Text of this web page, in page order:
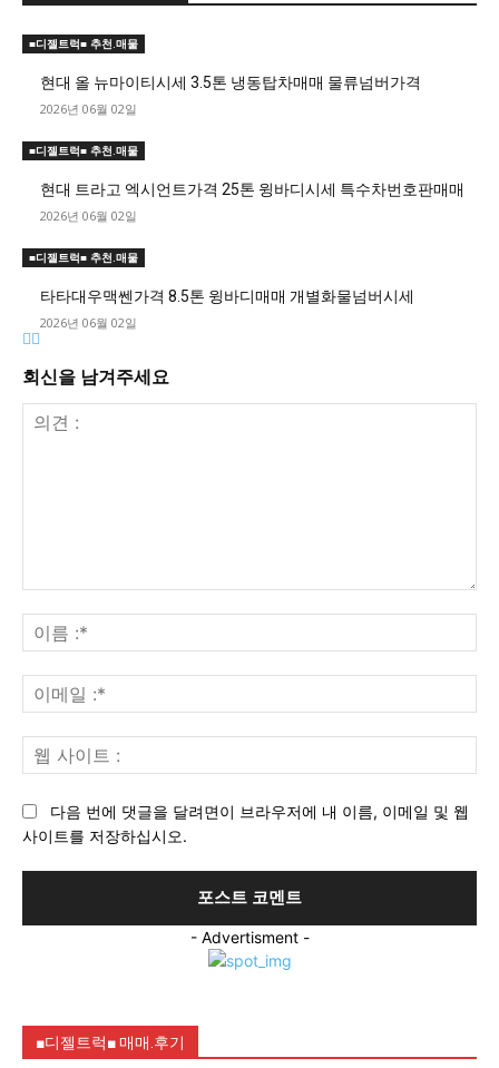
■디젤트럭■ 추천.매물
현대 올 뉴마이티시세 3.5톤 냉동탑차매매 물류넘버가격
2026년 06월 02일
■디젤트럭■ 추천.매물
현대 트라고 엑시언트가격 25톤 윙바디시세 특수차번호판매매
2026년 06월 02일
■디젤트럭■ 추천.매물
타타대우맥쎈가격 8.5톤 윙바디매매 개별화물넘버시세
2026년 06월 02일
회신을 남겨주세요
견
:
름
:*
메
일
사
다음 번에 댓글을 달려면이 브라우저에 내 이름, 이메일 및 웹
사이트를 저장하십시오.
- Advertisment -
■디젤트럭■ 매매.후기